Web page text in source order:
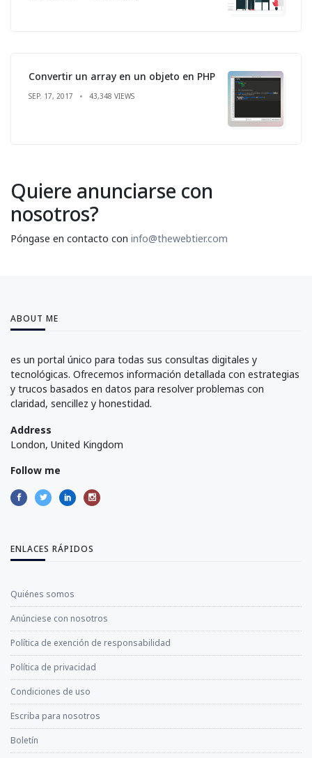
Convertir un array en un objeto en PHP
SEP. 17, 2017 43,348 VIEWS
Quiere anunciarse con
nosotros?
Póngase en contacto con info@thewebtier.com
ABOUT ME
es un portal único para todas sus consultas digitales y
tecnológicas. Ofrecemos información detallada con estrategias
y trucos basados en datos para resolver problemas con
claridad, sencillez y honestidad.
Address
London, United Kingdom
Follow me
ENLACES RÁPIDOS
Quiénes somos
Anúnciese con nosotros
Política de exención de responsabilidad
Política de privacidad
Condiciones de uso
Escriba para nosotros
Boletín